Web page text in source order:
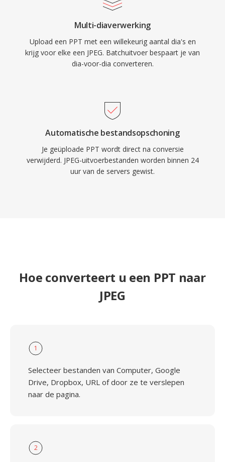
Multi-diaverwerking
Upload een PPT met een willekeurig aantal dia's en
krijg voor elke een JPEG. Batchuitvoer bespaart je van
dia-voor-dia converteren.
Automatische bestandsopschoning
Je geüploade PPT wordt direct na conversie
verwijderd. JPEG-uitvoerbestanden worden binnen 24
uur van de servers gewist.
Hoe converteert u een PPT naar
JPEG
1
Selecteer bestanden van Computer, Google
Drive, Dropbox, URL of door ze te verslepen
naar de pagina.
2